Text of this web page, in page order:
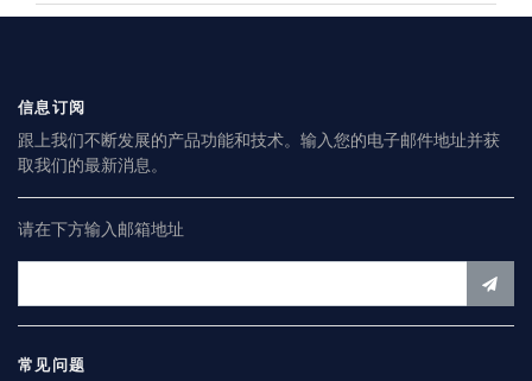
信息订阅
跟上我们不断发展的产品功能和技术。输入您的电子邮件地址并获
取我们的最新消息。
请在下方输入邮箱地址
常见问题